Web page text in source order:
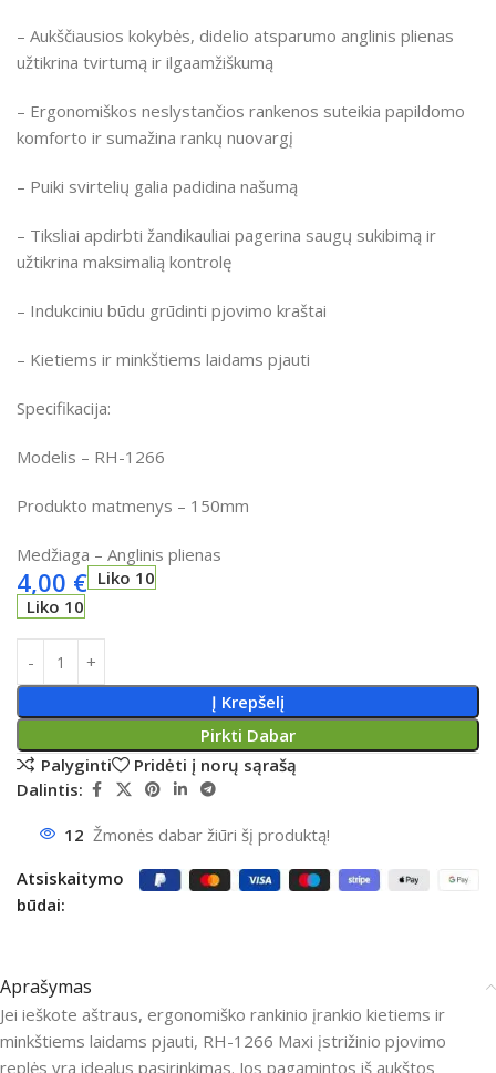
– Aukščiausios kokybės, didelio atsparumo anglinis plienas
užtikrina tvirtumą ir ilgaamžiškumą
– Ergonomiškos neslystančios rankenos suteikia papildomo
komforto ir sumažina rankų nuovargį
– Puiki svirtelių galia padidina našumą
– Tiksliai apdirbti žandikauliai pagerina saugų sukibimą ir
užtikrina maksimalią kontrolę
– Indukciniu būdu grūdinti pjovimo kraštai
– Kietiems ir minkštiems laidams pjauti
Specifikacija:
Modelis – RH-1266
Produkto matmenys – 150mm
Medžiaga – Anglinis plienas
4,00 € Liko 10
Liko 10
Į Krepšelį
Pirkti Dabar
Palyginti
Pridėti į norų sąrašą
Dalintis:
12 Žmonės dabar žiūri šį produktą!
Atsiskaitymo
būdai:
Aprašymas
Jei ieškote aštraus, ergonomiško rankinio įrankio kietiems ir
minkštiems laidams pjauti, RH-1266 Maxi įstrižinio pjovimo
replės yra idealus pasirinkimas. Jos pagamintos iš aukštos